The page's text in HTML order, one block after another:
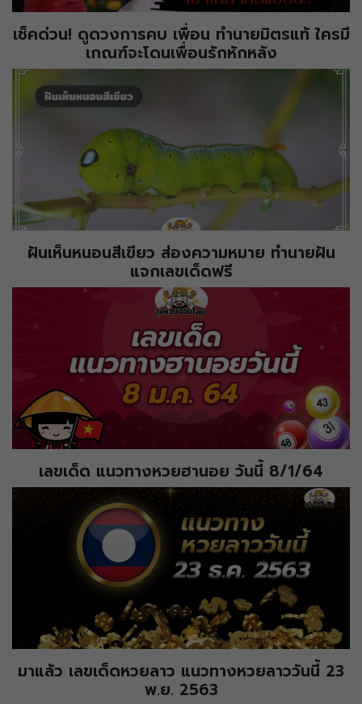
เช็คด่วน! ดูดวงการคบ เพื่อน ทำนายมิตรแท้ ใครมี
เกณฑ์จะโดนเพื่อนรักหักหลัง
ฝันเห็นหนอนสีเขียว ส่องความหมาย ทำนายฝัน
แจกเลขเด็ดฟรี
เลขเด็ด แนวทางหวยฮานอย วันนี้ 8/1/64
มาแล้ว เลขเด็ดหวยลาว แนวทางหวยลาววันนี้ 23
พ.ย. 2563